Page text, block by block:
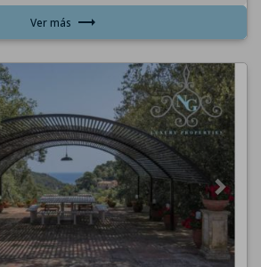
Ver más trending_flat
Next